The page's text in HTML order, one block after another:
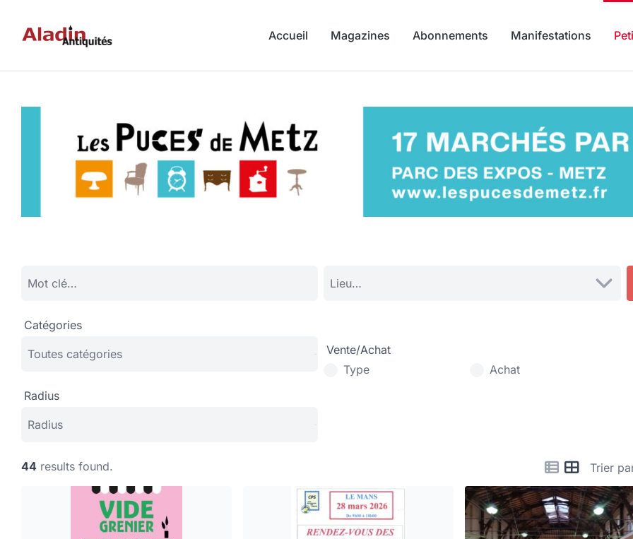
Accueil Magazines Abonnements Manifestations
Catégories
Vente/Achat
Type
Achat
Radius
Trier
44 results found.